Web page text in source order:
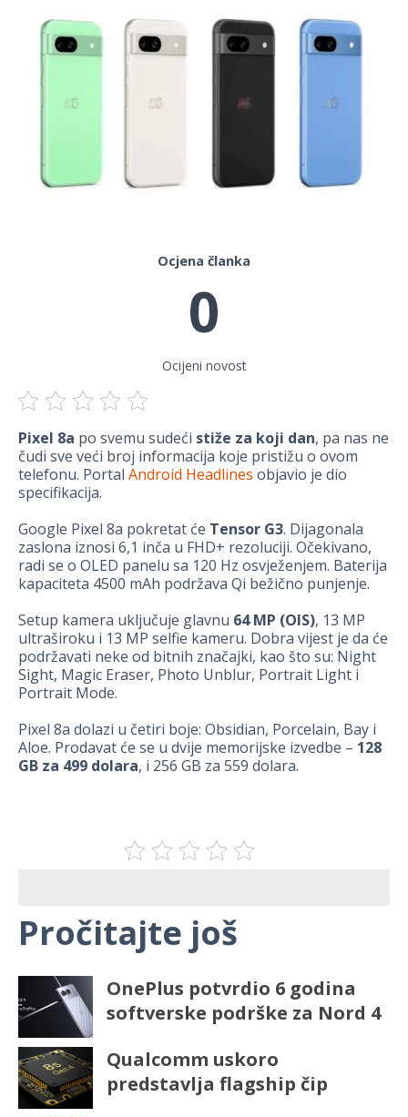
Ocjena članka
0
Ocijeni novost
Pixel 8a po svemu sudeći stiže za koji dan, pa nas ne
čudi sve veći broj informacija koje pristižu o ovom
telefonu. Portal Android Headlines objavio je dio
specifikacija.
Google Pixel 8a pokretat će Tensor G3. Dijagonala
zaslona iznosi 6,1 inča u FHD+ rezoluciji. Očekivano,
radi se o OLED panelu sa 120 Hz osvježenjem. Baterija
kapaciteta 4500 mAh podržava Qi bežično punjenje.
Setup kamera uključuje glavnu 64 MP (OIS), 13 MP
ultraširoku i 13 MP selfie kameru. Dobra vijest je da će
podržavati neke od bitnih značajki, kao što su: Night
Sight, Magic Eraser, Photo Unblur, Portrait Light i
Portrait Mode.
Pixel 8a dolazi u četiri boje: Obsidian, Porcelain, Bay i
Aloe. Prodavat će se u dvije memorijske izvedbe – 128
GB za 499 dolara, i 256 GB za 559 dolara.
Pročitajte još
OnePlus potvrdio 6 godina
softverske podrške za Nord 4
Qualcomm uskoro
predstavlja flagship čip